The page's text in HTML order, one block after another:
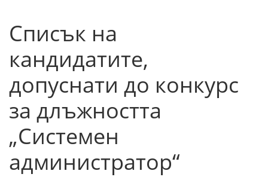
Списък на
кандидатите,
допуснати до конкурс
за длъжността
„Системен
администратор“